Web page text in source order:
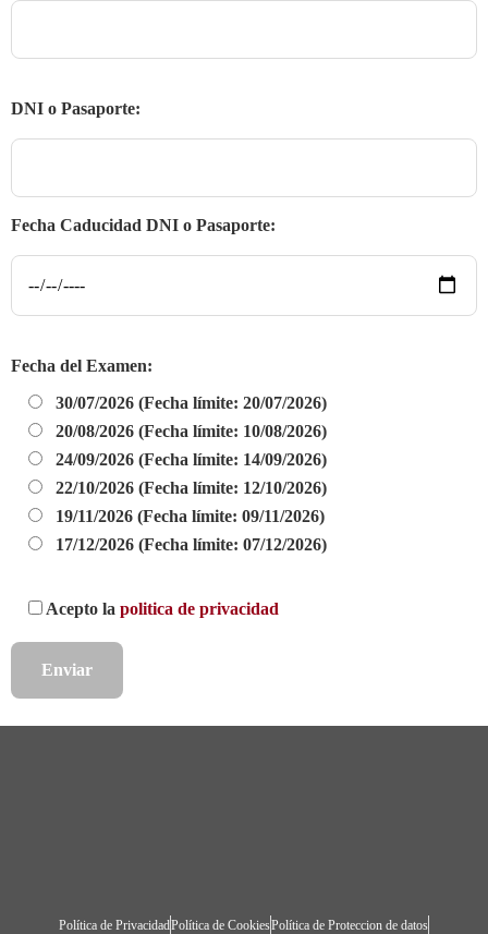
DNI o Pasaporte:
Fecha Caducidad DNI o Pasaporte:
Fecha del Examen:
30/07/2026 (Fecha límite: 20/07/2026)
20/08/2026 (Fecha límite: 10/08/2026)
24/09/2026 (Fecha límite: 14/09/2026)
22/10/2026 (Fecha límite: 12/10/2026)
19/11/2026 (Fecha límite: 09/11/2026)
17/12/2026 (Fecha límite: 07/12/2026)
Acepto la politica de privacidad
Política de PrivacidadPolítica de CookiesPolítica de Proteccion de datos